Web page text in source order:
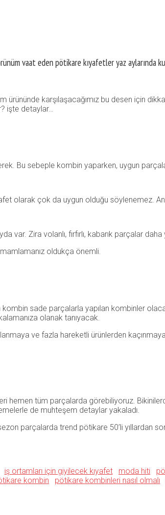
vaat eden pötikare kıyafetler yaz aylarında
ürününde karşılaşacağımız bu desen için
işte detaylar…
Bu sebeple kombin yaparken, uygun
olarak çok da uygun olduğu söylenemez.
Zira volanlı, fırfırlı, kabarık parçalar
oldukça önemli.
sade parçalarla yapılan kombinler
olanak tanıyacak.
ve fazla hareketli ürünlerden
hemen tüm parçalarda görebiliyoruz.
de muhteşem detaylar yakaladı.
parçalarda trend pötikare 50’li yıllardan
iş ortamları için giyilecek kıyafet moda hiti
kombin pötikare kombinleri nasıl olmalı